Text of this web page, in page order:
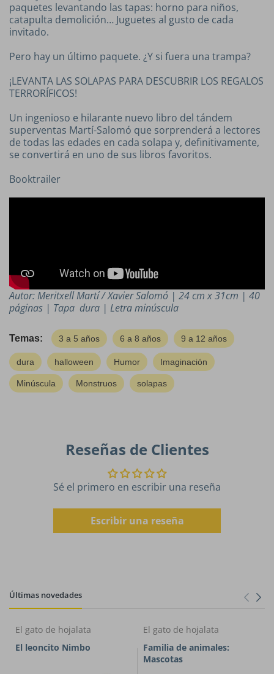
paquetes levantando las tapas: horno para niños,
catapulta demolición… Juguetes al gusto de cada
invitado.
Pero hay un último paquete. ¿Y si fuera una trampa?
¡LEVANTA LAS SOLAPAS PARA DESCUBRIR LOS REGALOS
TERRORÍFICOS!
Un ingenioso e hilarante nuevo libro del tándem
superventas Martí-Salomó que sorprenderá a lectores
de todas las edades en cada solapa y, definitivamente,
se convertirá en uno de sus libros favoritos.
Booktrailer
Autor: Meritxell Martí / Xavier Salomó | 24 cm x 31cm | 40
páginas | Tapa dura | Letra minúscula
Temas: 3 a 5 años 6 a 8 años 9 a 12 años
dura halloween Humor Imaginación
Minúscula Monstruos solapas
Reseñas de Clientes
Sé el primero en escribir una reseña
Escribir una reseña
Últimas novedades
El gato de hojalata
El leoncito Nimbo
El gato de hojalata
Familia de animales:
Mascotas